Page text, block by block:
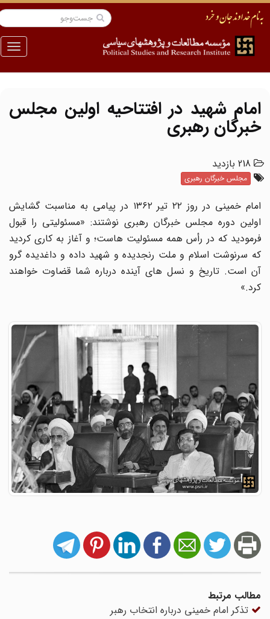
منو
امام شهید در افتتاحیه اولین مجلس
خبرگان رهبری
218 بازدید
مجلس خبرگان رهبری
امام خمینی در روز ۲۲ تیر ۱۳۶۲ در پیامی به مناسبت گشایش
اولین دوره مجلس خبرگان رهبری نوشتند: «مسئولیتی را قبول
فرمودید که در رأس همه مسئولیت هاست؛ و آغاز به کاری کردید
که سرنوشت اسلام و ملت رنجدیده و شهید داده و داغدیده گرو
آن است. تاریخ و نسل های آینده درباره شما قضاوت خواهند
کرد.»
مطالب مرتبط
تذکر امام خمینی درباره انتخاب رهبر